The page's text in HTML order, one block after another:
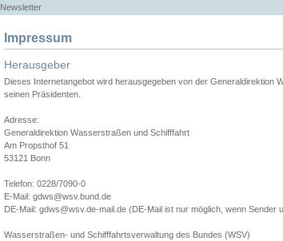
Newsletter
Impressum
Herausgeber
Dieses Internetangebot wird herausgegeben von der
seinen Präsidenten.
Adresse:
Generaldirektion Wasserstraßen und Schifffahrt
Am Propsthof 51
53121 Bonn
Telefon: 0228/7090-0
E-Mail: gdws@wsv.bund.de
DE-Mail: gdws@wsv.de-mail.de (DE-Mail ist nur möglich, wenn Sender
Wasserstraßen- und Schifffahrtsverwaltung des Bundes (WSV)